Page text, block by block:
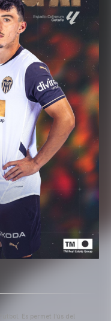
Es permet l'ús del